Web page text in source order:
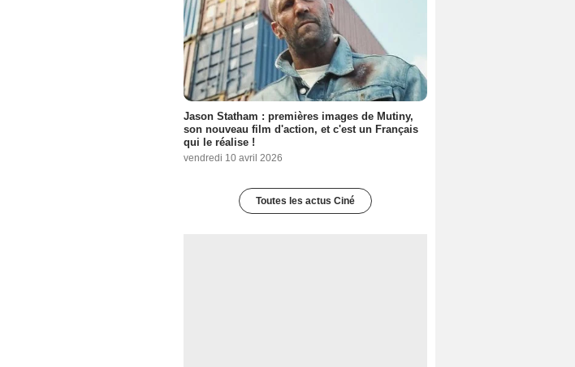
Jason Statham : premières images de Mutiny,
son nouveau film d'action, et c'est un Français
qui le réalise !
vendredi 10 avril 2026
Toutes les actus Ciné